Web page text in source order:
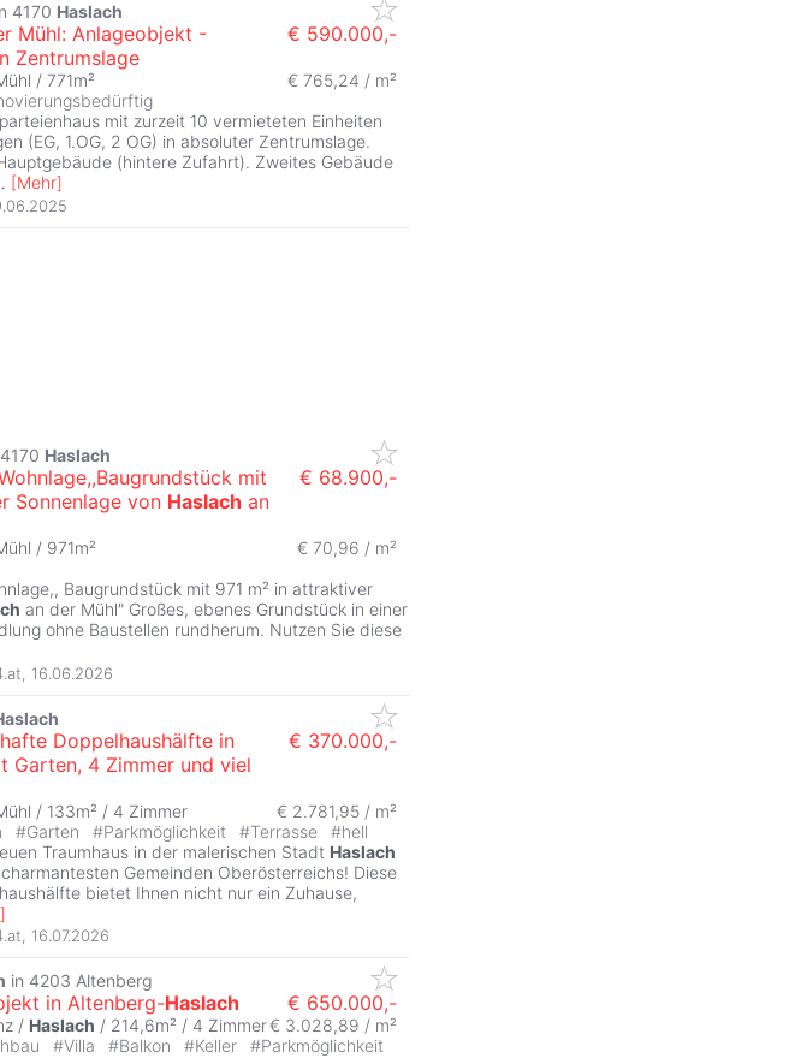
4170 Haslach
Mühl: Anlageobjekt -
Zentrumslage
€ 590.000,-
/ 771m²
€ 765,24 / m²
mit zurzeit 10 vermieteten Einheiten
(EG, 1.OG, 2 OG) in absoluter Zentrumslage.
(hintere Zufahrt). Zweites Gebäude
[Mehr]
Haslach
mit
Sonnenlage von Haslach an
€ 68.900,-
/ 971m²
€ 70,96 / m²
Baugrundstück mit 971 m² in attraktiver
an der Mühl" Großes, ebenes Grundstück in einer
ohne Baustellen rundherum. Nutzen Sie diese
16.06.2026
Doppelhaushälfte in
Garten, 4 Zimmer und viel
€ 370.000,-
/ 133m² / 4 Zimmer
€ 2.781,95 / m²
#Garten #Parkmöglichkeit #Terrasse #hell
Traumhaus in der malerischen Stadt Haslach
Gemeinden Oberösterreichs! Diese
bietet Ihnen nicht nur ein Zuhause,
]
16.07.2026
in 4203 Altenberg
in Altenberg-Haslach € 650.000,-
/ Haslach / 214,6m² / 4 Zimmer€ 3.028,89 / m²
#Villa #Balkon #Keller #Parkmöglichkeit